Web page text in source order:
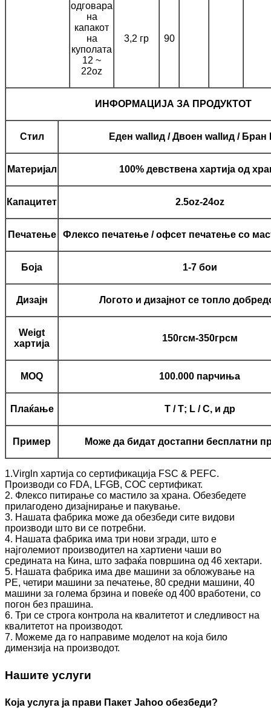
одговара
на
капакот
на
куполата
12 ~
22oz
3,2 гр 90
ИНФОРМАЦИЈА ЗА ПРОДУКТОТ
Стил Еден wallид / Двоен wallид / Бран
Материјал 100% девствена хартија од
Капацитет 2.5oz-24oz
Печатење Флексо печатење / офсет печатење со
Боја 1-7 бои
Дизајн Логото и дизајнот се топло
Weigt
хартија
150гсм-350грсм
MOQ 100.000 парчиња
Плаќање Т / Т; L / C, и др
Пример Може да бидат достапни бесплатни
1.Virgln хартија со сертификација FSC & PEFC.
Производи со FDA, LFGB, COC сертификат.
2. Флексо питирање со мастило за храна. Обезбедете
прилагодено дизајнирање и пакување.
3. Нашата фабрика може да обезбеди сите видови
производи што ви се потребни.
4. Нашата фабрика има три нови згради, што е
најголемиот производител на хартиени чаши во
средината на Кина, што зафаќа површина од 46 хектари.
5. Нашата фабрика има две машини за обложување на
PE, четири машини за печатење, 80 средни машини, 40
машини за голема брзина и повеќе од 400 вработени, со
погон без прашина.
6. Три се строга контрола на квалитетот и следливост на
квалитетот на производот.
7. Можеме да го направиме моделот на која било
димензија на производот.
Нашите услуги
Која услуга ја прави Пакет Jahoo обезбеди?